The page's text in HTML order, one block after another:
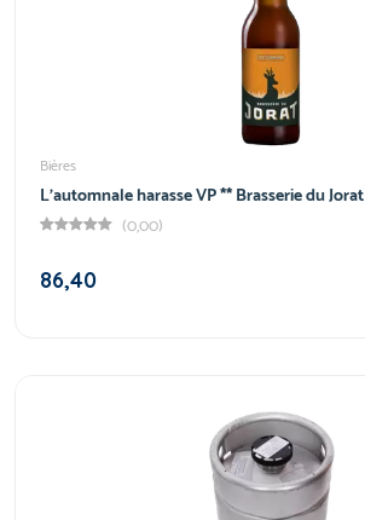
Bières
L'automnale harasse VP ** Brasserie du Jorat
(0,00)
86,40